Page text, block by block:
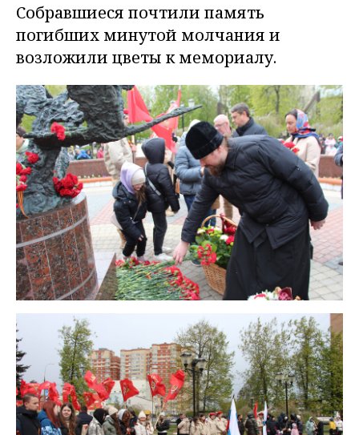
Собравшиеся почтили память
погибших минутой молчания и
возложили цветы к мемориалу.